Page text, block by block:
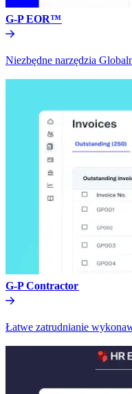
G-P EOR™​​
Niezbędne narzędzia
G-P Contractor​​
Łatwe zatrudnianie